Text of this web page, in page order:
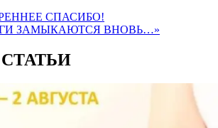
СПАСИБО!
ЗАМЫКАЮТСЯ ВНОВЬ…»